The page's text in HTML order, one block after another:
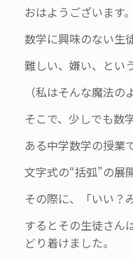
おはようございます
数学に興味のない生
難しい、嫌い、とい
（私はそんな魔法
そこで、少しでも数
ある中学数学の授業
文字式の“括弧”の展
その際に、「いい？
するとその生徒さん
どり着けました。